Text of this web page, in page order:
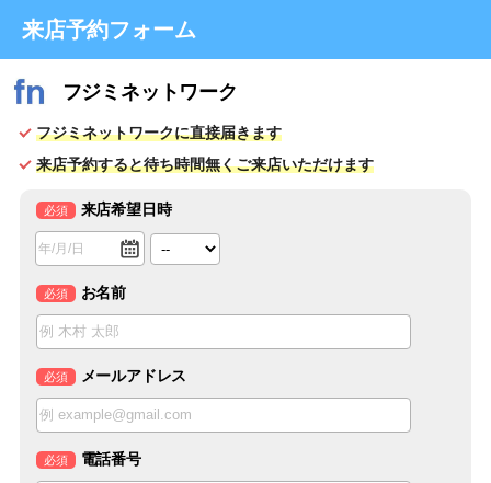
来店予約フォーム
フジミネットワーク
フジミネットワークに直接届きます
来店予約すると待ち時間無くご来店いただけます
必須 来店希望日時
必須 お名前
必須 メールアドレス
必須 電話番号